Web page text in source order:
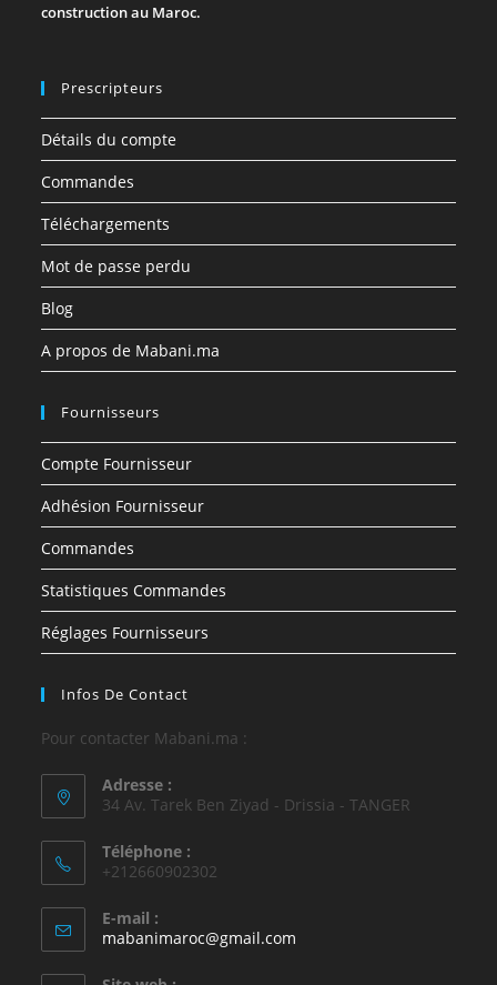
construction au Maroc.
Prescripteurs
Détails du compte
Commandes
Téléchargements
Mot de passe perdu
Blog
A propos de Mabani.ma
Fournisseurs
Compte Fournisseur
Adhésion Fournisseur
Commandes
Statistiques Commandes
Réglages Fournisseurs
Infos De Contact
Pour contacter Mabani.ma :
Adresse :
34 Av. Tarek Ben Ziyad - Drissia - TANGER
Téléphone :
+212660902302
E-mail :
mabanimaroc@gmail.com